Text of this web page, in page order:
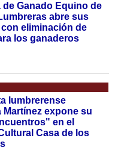
de Ganado Equino de
abre sus
eliminación de
los ganaderos
lumbrerense
Martínez expone su
en el
Casa de los